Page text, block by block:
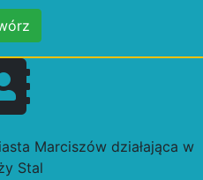
Marciszów działająca w
Stal